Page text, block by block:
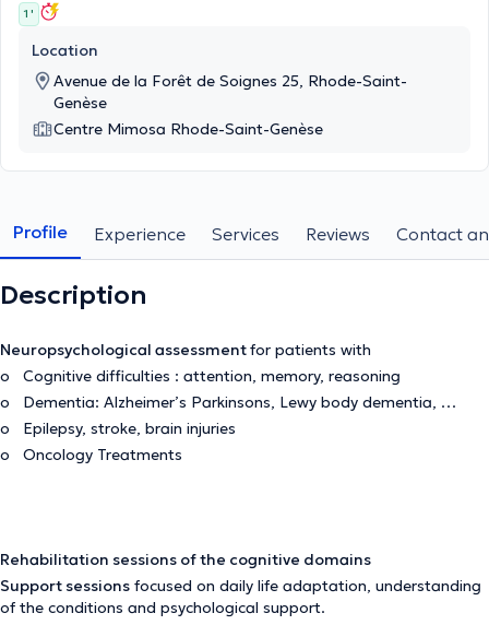
1 '
Location
Avenue de la Forêt de Soignes 25, Rhode-Saint-
Genèse
Centre Mimosa Rhode-Saint-Genèse
Profile Experience Services Reviews Contact
Description
Neuropsychological assessmentfor patients with
o Cognitive difficulties : attention, memory, reasoning
o Dementia: Alzheimer’s Parkinsons, Lewy body dementia, …
o Epilepsy, stroke, brain injuries
o Oncology Treatments
Rehabilitation sessions of the cognitive domains
Support sessions focused on daily life adaptation, understanding
of the conditions and psychological support.